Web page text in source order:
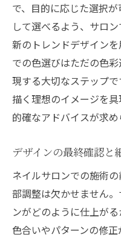
で、目的に応じた選択
して選べるよう、サロ
新のトレンドデザイン
での色選びはただの色
現する大切なステップ
描く理想のイメージを
的確なアドバイスが求め
デザインの最終確認と
ネイルサロンでの施術
部調整は欠かせません
ンがどのように仕上が
色合いやパターンの修